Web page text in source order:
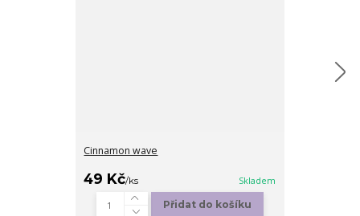
Cinnamon wave
49 Kč/ks Skladem
Přidat do košíku